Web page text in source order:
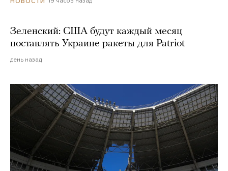
Зеленский: США будут каждый месяц
поставлять Украине ракеты для Patriot
день назад